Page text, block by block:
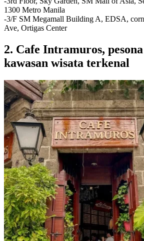
1300 Metro Manila
-3/F SM Megamall Building A, EDSA,
Ave, Ortigas Center
2. Cafe Intramuros,
kawasan wisata terkenal